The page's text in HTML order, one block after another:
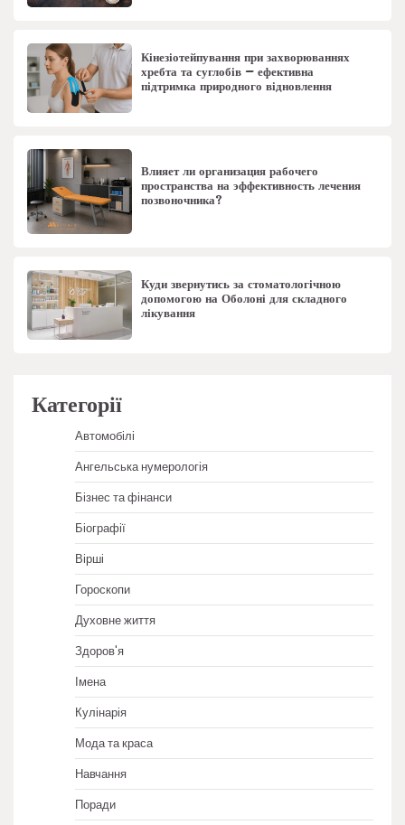
Кінезіотейпування при захворюваннях
хребта та суглобів – ефективна
підтримка природного відновлення
Влияет ли организация рабочего
пространства на эффективность лечения
позвоночника?
Куди звернутись за стоматологічною
допомогою на Оболоні для складного
лікування
Категорії
Автомобілі
Ангельська нумерологія
Бізнес та фінанси
Біографії
Вірші
Гороскопи
Духовне життя
Здоров'я
Імена
Кулінарія
Мода та краса
Навчання
Поради